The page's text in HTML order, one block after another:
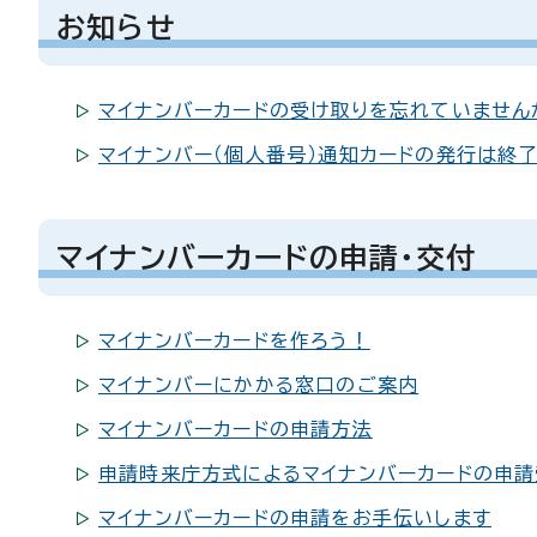
お知らせ
マイナンバーカードの受け取りを忘れていません
マイナンバー（個人番号）通知カードの発行は終
マイナンバーカードの申請・交付
マイナンバーカードを作ろう！
マイナンバーにかかる窓口のご案内
マイナンバーカードの申請方法
申請時来庁方式によるマイナンバーカードの申
マイナンバーカードの申請をお手伝いします